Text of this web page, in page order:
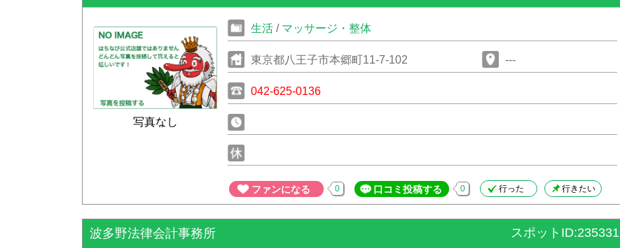
写真なし
生活 / マッサージ・整体
東京都八王子市本郷町11-7-102 ---
042-625-0136
ファンになる 0 口コミ投稿する 0 行った 行きたい
波多野法律会計事務所 スポットID:235331